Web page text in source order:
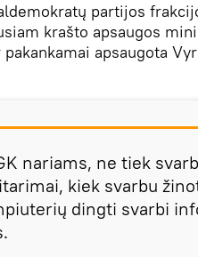
partijos
krašto apsaugos
apsaugota
nariams, ne tiek
kiek svarbu
dingti svarbi